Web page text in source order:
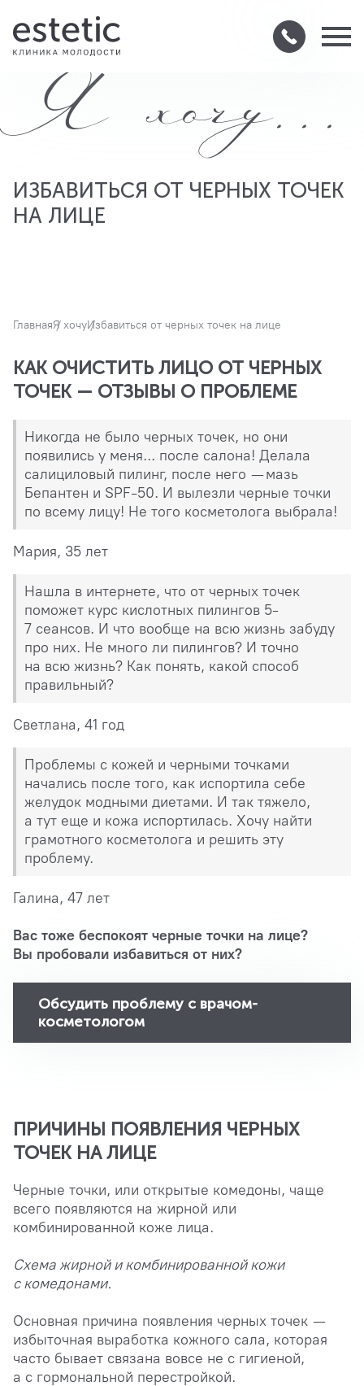
Я хочу...
ИЗБАВИТЬСЯ ОТ ЧЕРНЫХ ТОЧЕК
НА ЛИЦЕ
ГлавнаяЯ хочуИзбавиться от черных точек на лице
КАК ОЧИСТИТЬ ЛИЦО ОТ ЧЕРНЫХ
ТОЧЕК — ОТЗЫВЫ О ПРОБЛЕМЕ
Никогда не было черных точек, но они
появились у меня... после салона! Делала
салициловый пилинг, после него — мазь
Бепантен и SPF-50. И вылезли черные точки
по всему лицу! Не того косметолога выбрала!
Мария, 35 лет
Нашла в интернете, что от черных точек
поможет курс кислотных пилингов 5-
7 сеансов. И что вообще на всю жизнь забуду
про них. Не много ли пилингов? И точно
на всю жизнь? Как понять, какой способ
правильный?
Светлана, 41 год
Проблемы с кожей и черными точками
начались после того, как испортила себе
желудок модными диетами. И так тяжело,
а тут еще и кожа испортилась. Хочу найти
грамотного косметолога и решить эту
проблему.
Галина, 47 лет
Вас тоже беспокоят черные точки на лице?
Вы пробовали избавиться от них?
Обсудить проблему с врачом-
косметологом
ПРИЧИНЫ ПОЯВЛЕНИЯ ЧЕРНЫХ
ТОЧЕК НА ЛИЦЕ
Черные точки, или открытые комедоны, чаще
всего появляются на жирной или
комбинированной коже лица.
Схема жирной и комбинированной кожи
с комедонами.
Основная причина появления черных точек —
избыточная выработка кожного сала, которая
часто бывает связана вовсе не с гигиеной,
а с гормональной перестройкой.